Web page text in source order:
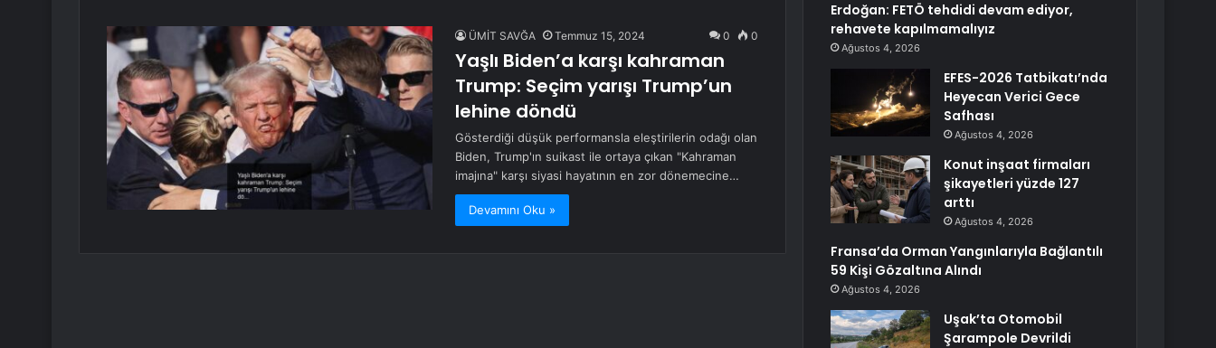
ÜMİT SAVĞA Temmuz 15, 2024 0 0
Yaşlı Biden’a karşı kahraman
Trump: Seçim yarışı Trump’un
lehine döndü
Gösterdiği düşük performansla eleştirilerin odağı olan
Biden, Trump'ın suikast ile ortaya çıkan "Kahraman
imajına" karşı siyasi hayatının en zor dönemecine…
Devamını Oku »
Erdoğan: FETÖ tehdidi devam ediyor,
rehavete kapılmamalıyız
Ağustos 4, 2026
EFES-2026 Tatbikatı’nda
Heyecan Verici Gece
Safhası
Ağustos 4, 2026
Konut inşaat firmaları
şikayetleri yüzde 127
arttı
Ağustos 4, 2026
Fransa’da Orman Yangınlarıyla Bağlantılı
59 Kişi Gözaltına Alındı
Ağustos 4, 2026
Uşak’ta Otomobil
Şarampole Devrildi